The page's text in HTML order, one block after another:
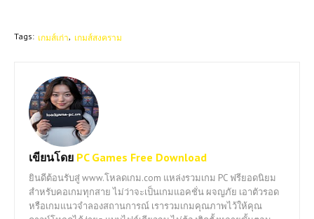
Tags: เกมส์เก่า เกมส์สงคราม
เขียนโดย PC Games Free Download
ยินดีต้อนรับสู่ www.โหลดเกม.com แหล่งรวมเกม PC ฟรียอดนิยม
สำหรับคอเกมทุกสาย ไม่ว่าจะเป็นเกมแอคชั่น ผจญภัย เอาตัวรอด
หรือเกมแนวจำลองสถานการณ์ เรารวมเกมคุณภาพไว้ให้คุณ